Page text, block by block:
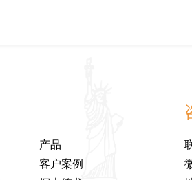
产品
客户案例